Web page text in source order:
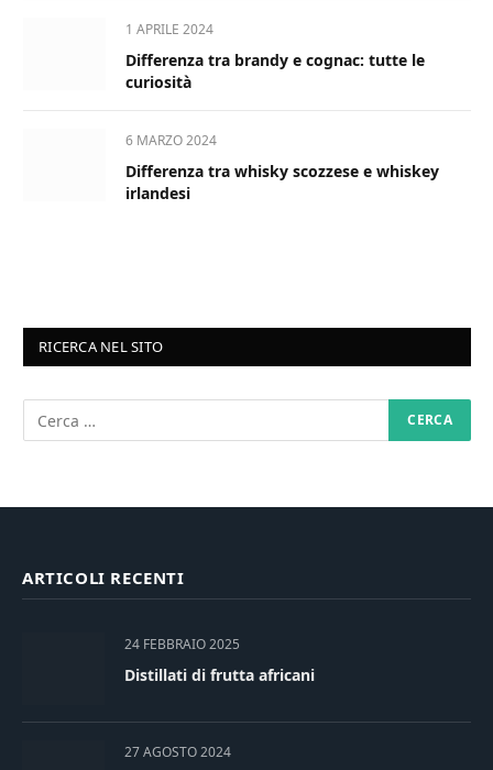
1 APRILE 2024
Differenza tra brandy e cognac: tutte le
curiosità
6 MARZO 2024
Differenza tra whisky scozzese e whiskey
irlandesi
RICERCA NEL SITO
ARTICOLI RECENTI
24 FEBBRAIO 2025
Distillati di frutta africani
27 AGOSTO 2024